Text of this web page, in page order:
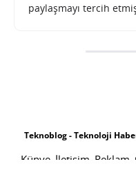
paylaşmayı tercih
ve yeniden
dizilimini